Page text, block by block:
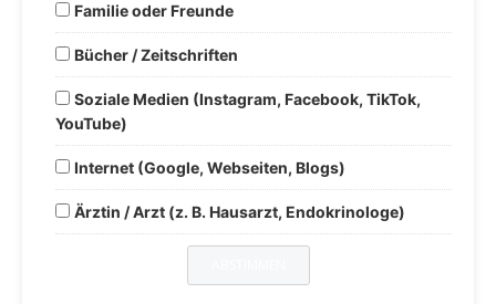
Familie oder Freunde
Bücher / Zeitschriften
Soziale Medien (Instagram, Facebook, TikTok,
YouTube)
Internet (Google, Webseiten, Blogs)
Ärztin / Arzt (z. B. Hausarzt, Endokrinologe)